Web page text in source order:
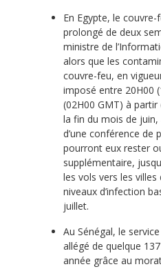
En Egypte, le
prolongé de deux
ministre de
alors que les
couvre-feu, en
imposé entre 20H00
(02H00 GMT) à partir
la fin du mois de
d’une conférence de
pourront eux rester
supplémentaire,
les vols vers les
niveaux d’infection
juillet.
Au Sénégal, le
allégé de quelque
année grâce au